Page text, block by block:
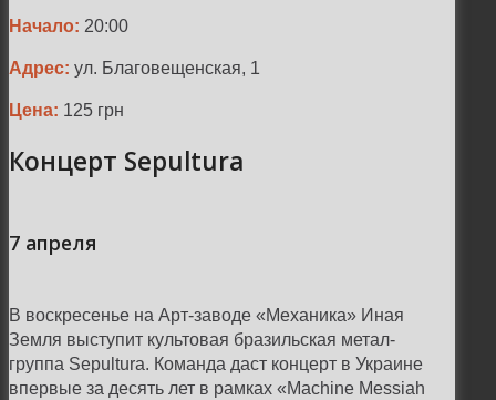
Начало: 20:00
Адрес: ул. Благовещенская, 1
Цена: 125 грн
Концерт Sepultura
7 апреля
В воскресенье на Арт-заводе «Механика» Иная
Земля выступит культовая бразильская метал-
группа Sepultura. Команда даст концерт в Украине
впервые за десять лет в рамках «Machine Messiah